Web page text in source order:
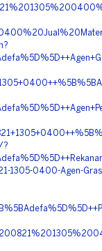
?
1305-0400-Agen-